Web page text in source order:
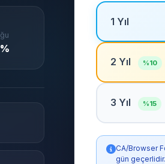
1 Yıl
2 Yıl %10
3 Yıl %15
CA/Browser
gün